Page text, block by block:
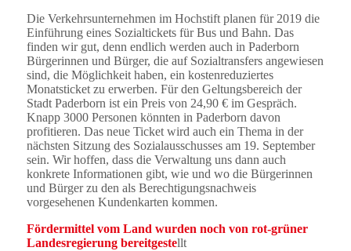
Die Verkehrsunternehmen im Hochstift planen für 2019 die
Einführung eines Sozialtickets für Bus und Bahn. Das
finden wir gut, denn endlich werden auch in Paderborn
Bürgerinnen und Bürger, die auf Sozialtransfers angewiesen
sind, die Möglichkeit haben, ein kostenreduziertes
Monatsticket zu erwerben. Für den Geltungsbereich der
Stadt Paderborn ist ein Preis von 24,90 € im Gespräch.
Knapp 3000 Personen könnten in Paderborn davon
profitieren. Das neue Ticket wird auch ein Thema in der
nächsten Sitzung des Sozialausschusses am 19. September
sein. Wir hoffen, dass die Verwaltung uns dann auch
konkrete Informationen gibt, wie und wo die Bürgerinnen
und Bürger zu den als Berechtigungsnachweis
vorgesehenen Kundenkarten kommen.
Fördermittel vom Land wurden noch von rot-grüner
Landesregierung bereitgestellt